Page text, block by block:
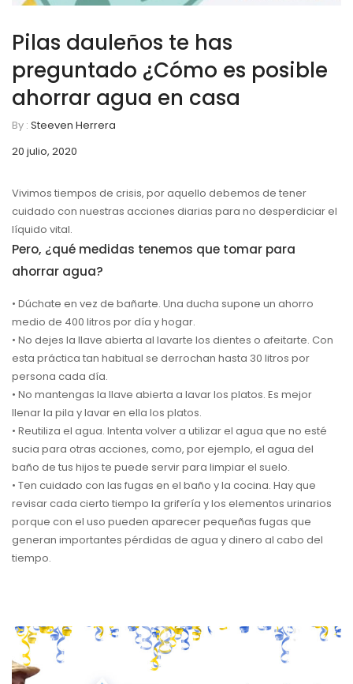
Pilas dauleños te has
preguntado ¿Cómo es posible
ahorrar agua en casa
By : Steeven Herrera
20 julio, 2020
Vivimos tiempos de crisis, por aquello debemos de tener
cuidado con nuestras acciones diarias para no desperdiciar el
líquido vital.
Pero, ¿qué medidas tenemos que tomar para
ahorrar agua?
• Dúchate en vez de bañarte. Una ducha supone un ahorro
medio de 400 litros por día y hogar.
• No dejes la llave abierta al lavarte los dientes o afeitarte. Con
esta práctica tan habitual se derrochan hasta 30 litros por
persona cada día.
• No mantengas la llave abierta a lavar los platos. Es mejor
llenar la pila y lavar en ella los platos.
• Reutiliza el agua. Intenta volver a utilizar el agua que no esté
sucia para otras acciones, como, por ejemplo, el agua del
baño de tus hijos te puede servir para limpiar el suelo.
• Ten cuidado con las fugas en el baño y la cocina. Hay que
revisar cada cierto tiempo la grifería y los elementos urinarios
porque con el uso pueden aparecer pequeñas fugas que
generan importantes pérdidas de agua y dinero al cabo del
tiempo.